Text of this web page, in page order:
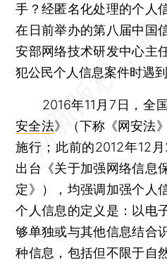
手？经匿名化处理的个人
在日前举办的第八届中国
安部网络技术研发中心主
犯公民个人信息案件时遇到
2016年11月7日，全国
安全法》（下称《网安法
施行；此前的2012年12
出台《关于加强网络信息
定》），均强调加强个人
个人信息的定义是：以电
够单独或与其他信息结合
种信息，包括但不限于自